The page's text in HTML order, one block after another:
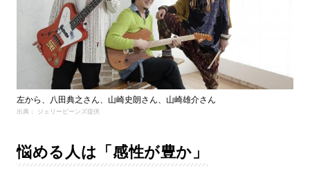
左から、八田典之さん、山崎史朗さん、山崎雄介さん
出典： ジェリービーンズ提供
悩める人は「感性が豊か」